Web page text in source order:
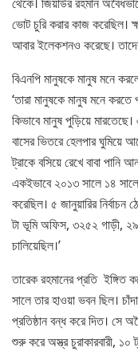
ভোট চুরি করার কাজ করেছিল।
আবার ইলেকশনও করেছে।
বিএনপি মানুষকে মানুষ মনে
‘তারা মানুষকে মানুষ মনে
কিভাবে মানুষ পুড়িয়ে
বাসের ভিতরে হেলপার ঘুমিয়ে
ট্রাকে বসিয়ে রেখে বাবা
একইভাবে ২০১৩ সালে ১৪
করেছিল। ৫ জানুয়ারির
টা ভূমি অফিস, ৩২৫২ গাড়ী,
চালিয়েছিল।’
তারেক রহমানের প্রতি ইঙ্গিত
সালে তার হাওয়া ভবন ছিল।
প্রতিষ্ঠান বন্ধ করে দিত। সে
শুরু করে অস্ত্র চুরাকারবারী,